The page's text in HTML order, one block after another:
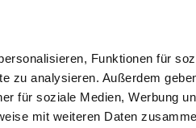
Funktionen für
zu analysieren. Außerdem
für soziale Medien, Werbung
mit weiteren Daten
Lieblingslokal